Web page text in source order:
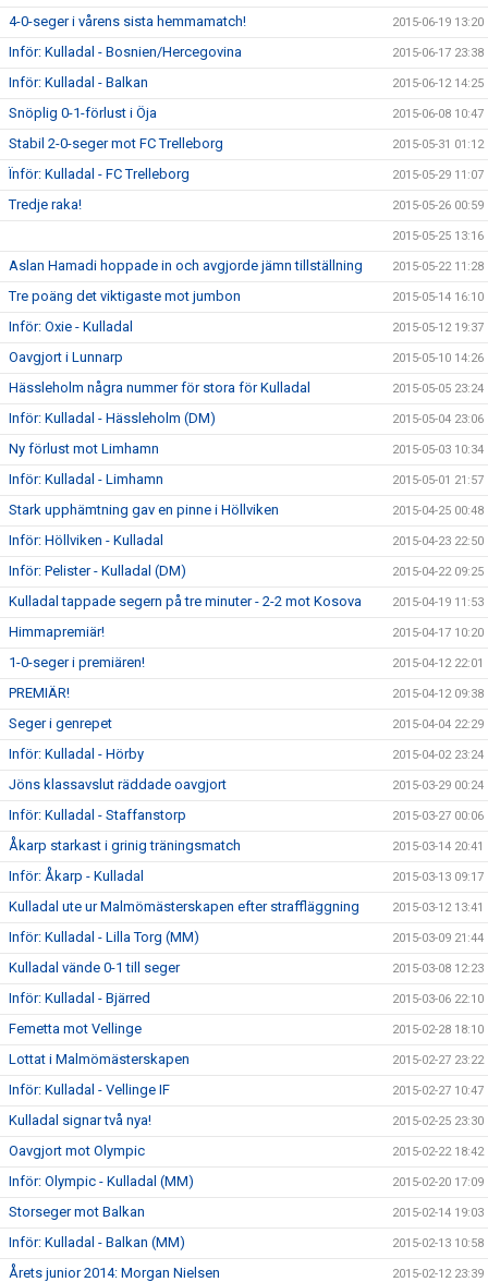
4-0-seger i vårens sista hemmamatch! 2015-06-19 13:20
Inför: Kulladal - Bosnien/Hercegovina 2015-06-17 23:38
Inför: Kulladal - Balkan 2015-06-12 14:25
Snöplig 0-1-förlust i Öja 2015-06-08 10:47
Stabil 2-0-seger mot FC Trelleborg 2015-05-31 01:12
Ïnför: Kulladal - FC Trelleborg 2015-05-29 11:07
Tredje raka! 2015-05-26 00:59
2015-05-25 13:16
Aslan Hamadi hoppade in och avgjorde jämn tillställning 2015-05-22 11:28
Tre poäng det viktigaste mot jumbon 2015-05-14 16:10
Inför: Oxie - Kulladal 2015-05-12 19:37
Oavgjort i Lunnarp 2015-05-10 14:26
Hässleholm några nummer för stora för Kulladal 2015-05-05 23:24
Inför: Kulladal - Hässleholm (DM) 2015-05-04 23:06
Ny förlust mot Limhamn 2015-05-03 10:34
Inför: Kulladal - Limhamn 2015-05-01 21:57
Stark upphämtning gav en pinne i Höllviken 2015-04-25 00:48
Inför: Höllviken - Kulladal 2015-04-23 22:50
Inför: Pelister - Kulladal (DM) 2015-04-22 09:25
Kulladal tappade segern på tre minuter - 2-2 mot Kosova 2015-04-19 11:53
Himmapremiär! 2015-04-17 10:20
1-0-seger i premiären! 2015-04-12 22:01
PREMIÄR! 2015-04-12 09:38
Seger i genrepet 2015-04-04 22:29
Inför: Kulladal - Hörby 2015-04-02 23:24
Jöns klassavslut räddade oavgjort 2015-03-29 00:24
Inför: Kulladal - Staffanstorp 2015-03-27 00:06
Åkarp starkast i grinig träningsmatch 2015-03-14 20:41
Inför: Åkarp - Kulladal 2015-03-13 09:17
Kulladal ute ur Malmömästerskapen efter straffläggning 2015-03-12 13:41
Inför: Kulladal - Lilla Torg (MM) 2015-03-09 21:44
Kulladal vände 0-1 till seger 2015-03-08 12:23
Inför: Kulladal - Bjärred 2015-03-06 22:10
Femetta mot Vellinge 2015-02-28 18:10
Lottat i Malmömästerskapen 2015-02-27 23:22
Inför: Kulladal - Vellinge IF 2015-02-27 10:47
Kulladal signar två nya! 2015-02-25 23:30
Oavgjort mot Olympic 2015-02-22 18:42
Inför: Olympic - Kulladal (MM) 2015-02-20 17:09
Storseger mot Balkan 2015-02-14 19:03
Inför: Kulladal - Balkan (MM) 2015-02-13 10:58
Årets junior 2014: Morgan Nielsen 2015-02-12 23:39